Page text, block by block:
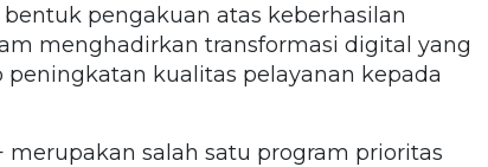
pengakuan atas keberhasilan
menghadirkan transformasi digital yang
kualitas pelayanan kepada
merupakan salah satu program prioritas